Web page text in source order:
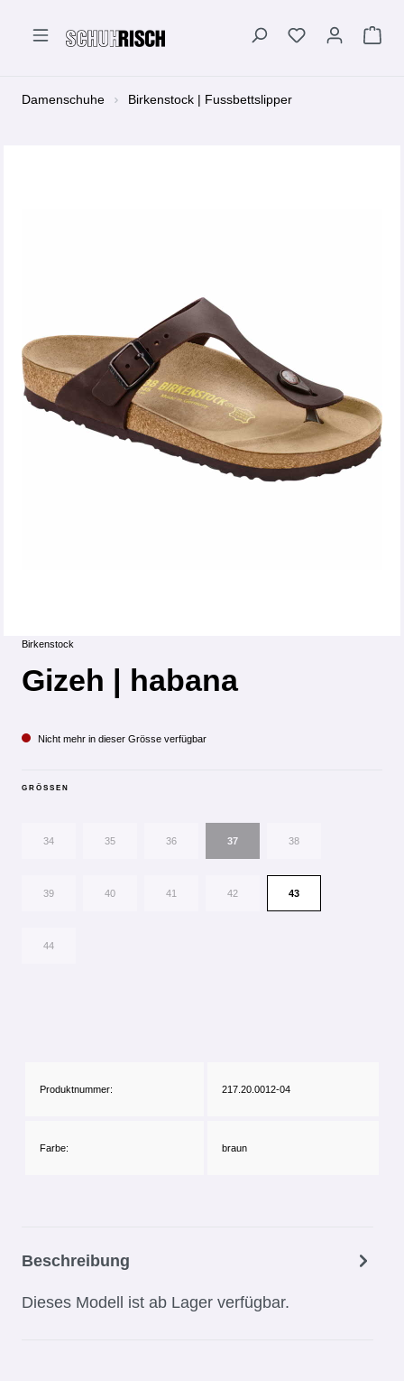
Damenschuhe Birkenstock | Fussbettslipper
Birkenstock
Gizeh | habana
Nicht mehr in dieser Grösse verfügbar
GRÖSSEN
34 35 36 37 38
39 40 41 42 43
44
Produktnummer: 217.20.0012-04
Farbe: braun
Beschreibung
Dieses Modell ist ab Lager verfügbar.